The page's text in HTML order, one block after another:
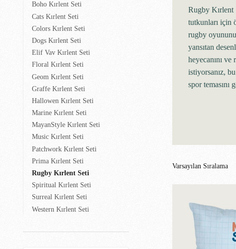
Rugby Kırlent
tutkunları için
rugby
yansıtan
heyecanını
istiyorsanız,
spor temasını
Boho Kırlent Seti
Cats Kırlent Seti
Colors Kırlent Seti
Dogs Kırlent Seti
Elif Vav Kırlent Seti
Floral Kırlent Seti
Geom Kırlent Seti
Graffe Kırlent Seti
Hallowen Kırlent Seti
Marine Kırlent Seti
MayanStyle Kırlent Seti
Music Kırlent Seti
Patchwork Kırlent Seti
Prima Kırlent Seti
Rugby Kırlent Seti
Spiritual Kırlent Seti
Surreal Kırlent Seti
Western Kırlent Seti